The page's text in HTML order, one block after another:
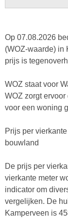
Op 07.08.2026
(WOZ-waarde) in
prijs is
WOZ staat voor
WOZ zorgt
voor een woning
Prijs per
bouwland
De prijs per
vierkante meter
indicator om
vergelijken. De
Kamperveen is